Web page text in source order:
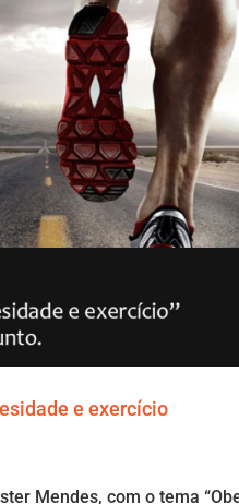
e exercício
Mendes, com o tema